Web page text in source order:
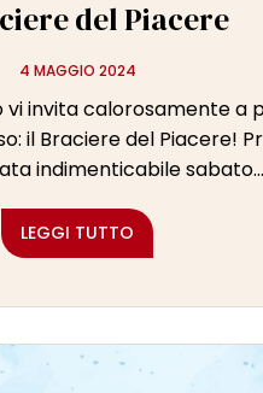
del Piacere
4 MAGGIO 2024
vi invita calorosamente a
il Braciere del Piacere!
indimenticabile sabato...
LEGGI TUTTO